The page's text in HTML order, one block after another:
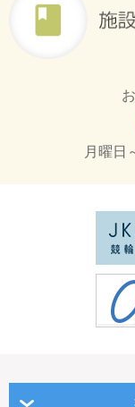
月曜日